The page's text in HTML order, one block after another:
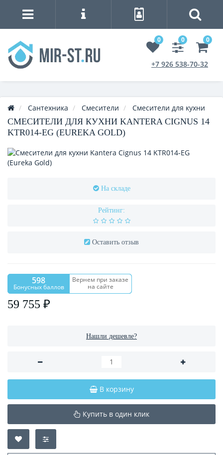
0 0 0
+7 926 538-70-32
Сантехника Смесители Смесители для кухни
СМЕСИТЕЛИ ДЛЯ КУХНИ KANTERA CIGNUS 14
KTR014-EG (EUREKA GOLD)
На складе
Рейтинг:
Оставить отзыв
598
Бонусных баллов
Вернем при заказе
на сайте
59 755 ₽
Нашли дешевле?
В корзину
Купить в один клик